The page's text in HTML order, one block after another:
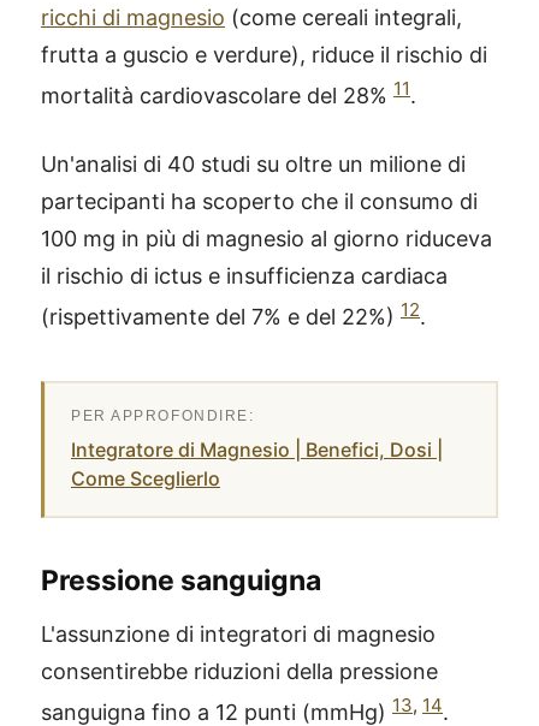
ricchi di magnesio (come cereali integrali,
frutta a guscio e verdure), riduce il rischio di
mortalità cardiovascolare del 28% 11.
Un'analisi di 40 studi su oltre un milione di
partecipanti ha scoperto che il consumo di
100 mg in più di magnesio al giorno riduceva
il rischio di ictus e insufficienza cardiaca
(rispettivamente del 7% e del 22%) 12.
Integratore di Magnesio | Benefici, Dosi |
Come Sceglierlo
Pressione sanguigna
L'assunzione di integratori di magnesio
consentirebbe riduzioni della pressione
sanguigna fino a 12 punti (mmHg) 13, 14.